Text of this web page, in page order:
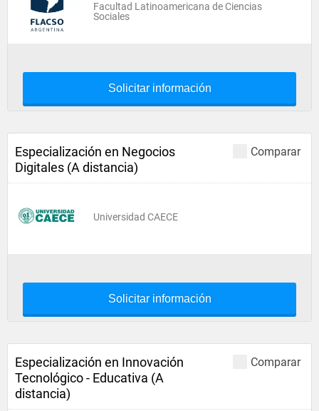
Facultad Latinoamericana de Ciencias
Sociales
Solicitar información
Comparar
Especialización en Negocios
Digitales (A distancia)
Universidad CAECE
Solicitar información
Comparar
Especialización en Innovación
Tecnológico - Educativa (A
distancia)